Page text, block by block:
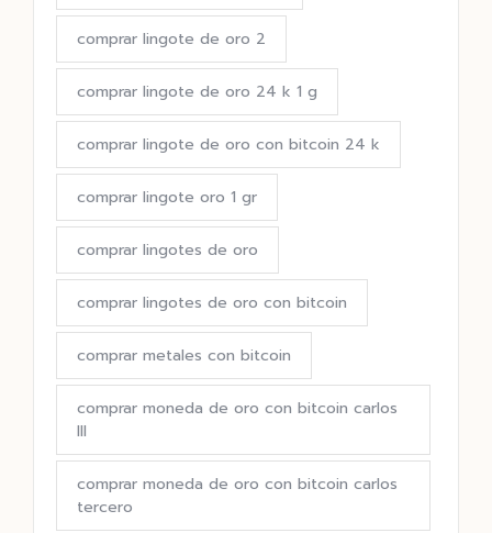
comprar lingote de oro 2
comprar lingote de oro 24 k 1 g
comprar lingote de oro con bitcoin 24 k
comprar lingote oro 1 gr
comprar lingotes de oro
comprar lingotes de oro con bitcoin
comprar metales con bitcoin
comprar moneda de oro con bitcoin carlos
III
comprar moneda de oro con bitcoin carlos
tercero